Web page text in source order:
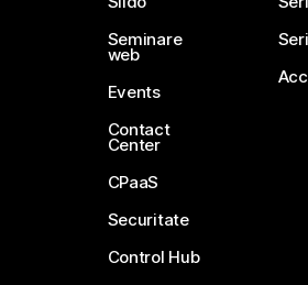
Seminare
web
Events
Contact
Center
CPaaS
Securitate
Control Hub